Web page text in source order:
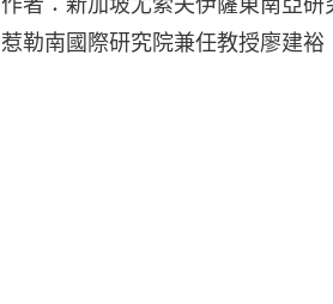
惹勒南國際研究院兼任教授廖建裕